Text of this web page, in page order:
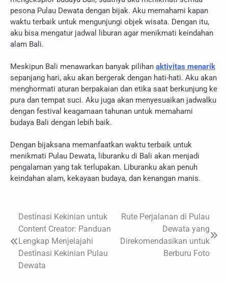
pesona Pulau Dewata dengan bijak. Aku memahami kapan
waktu terbaik untuk mengunjungi objek wisata. Dengan itu,
aku bisa mengatur jadwal liburan agar menikmati keindahan
alam Bali.
Meskipun Bali menawarkan banyak pilihan aktivitas menarik
sepanjang hari, aku akan bergerak dengan hati-hati. Aku akan
menghormati aturan berpakaian dan etika saat berkunjung ke
pura dan tempat suci. Aku juga akan menyesuaikan jadwalku
dengan festival keagamaan tahunan untuk memahami
budaya Bali dengan lebih baik.
Dengan bijaksana memanfaatkan waktu terbaik untuk
menikmati Pulau Dewata, liburanku di Bali akan menjadi
pengalaman yang tak terlupakan. Liburanku akan penuh
keindahan alam, kekayaan budaya, dan kenangan manis.
Navigasi
pos
Destinasi Kekinian untuk
Content Creator: Panduan
Lengkap Menjelajahi
Destinasi Kekinian Pulau
Dewata
Rute Perjalanan di Pulau
Dewata yang
Direkomendasikan untuk
Berburu Foto